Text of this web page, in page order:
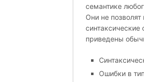
семантике
Они не
приведены
Ошибки в